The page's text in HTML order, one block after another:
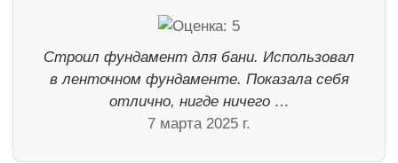
Строил фундамент для бани. Использовал
в ленточном фундаменте. Показала себя
отлично, нигде ничего …
7 марта 2025 г.